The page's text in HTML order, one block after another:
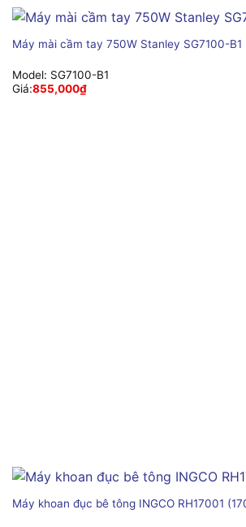
Máy mài cầm tay 750W Stanley SG7100-B1
Model: SG7100-B1
Giá:855,000₫
Máy khoan đục bê tông INGCO RH17001